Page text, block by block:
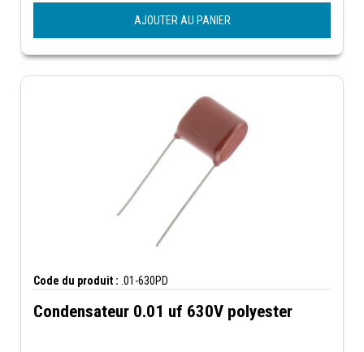
AJOUTER AU PANIER
Code du produit : .01-630PD
Condensateur 0.01 uf 630V polyester